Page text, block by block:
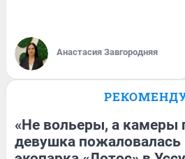
Анастасия Завгородняя
«Не вольеры, а камеры
девушка пожаловалась